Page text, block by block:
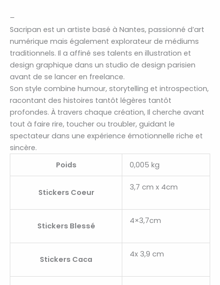
–
Sacripan est un artiste basé à Nantes, passionné d’art
numérique mais également explorateur de médiums
traditionnels. Il a affiné ses talents en illustration et
design graphique dans un studio de design parisien
avant de se lancer en freelance.
Son style combine humour, storytelling et introspection,
racontant des histoires tantôt légères tantôt
profondes. À travers chaque création, Il cherche avant
tout à faire rire, toucher ou troubler, guidant le
spectateur dans une expérience émotionnelle riche et
sincère.
Poids
0,005 kg
Stickers Coeur
3,7 cm x 4cm
Stickers Blessé
4×3,7cm
Stickers Caca
4x 3,9 cm